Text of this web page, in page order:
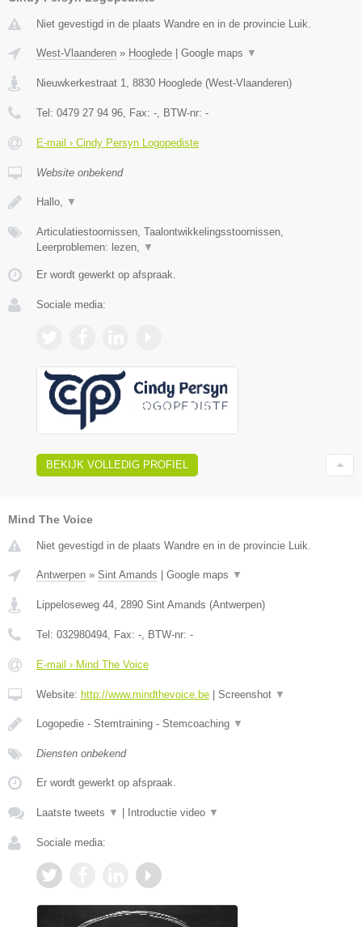
Niet gevestigd in de plaats Wandre en in de provincie Luik.
West-Vlaanderen » Hooglede | Google maps ▼
Nieuwkerkestraat 1 8830 Hooglede (West-Vlaanderen)
Tel: 0479 27 94 96 , Fax: - , BTW-nr: -
E-mail › Cindy Persyn Logopediste
Website onbekend
Hallo, ▼
Articulatiestoornissen, Taalontwikkelingsstoornissen,
Leerproblemen: lezen,
▼
Er wordt gewerkt op afspraak.
Sociale media:
BEKIJK VOLLEDIG PROFIEL
Mind The Voice
Niet gevestigd in de plaats Wandre en in de provincie Luik.
Antwerpen » Sint Amands Google maps ▼
Lippeloseweg 44, 2890 Sint Amands (Antwerpen)
Tel: 032980494, Fax: -, BTW-nr: -
E-mail › Mind The Voice
Website: http://www.mindthevoice.be Screenshot ▼
Logopedie - Stemtraining - Stemcoaching ▼
Diensten onbekend
Er wordt gewerkt op afspraak.
Laatste tweets ▼ Introductie video ▼
Sociale media: